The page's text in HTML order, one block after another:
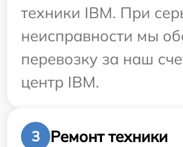
техники IBM. При
неисправности мы
перевозку за наш
центр IBM.
3
Ремонт техники